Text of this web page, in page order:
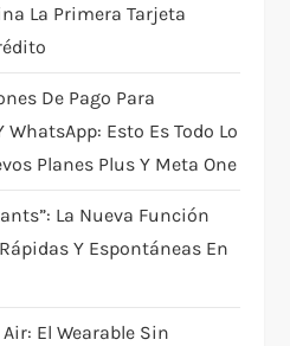
La Primera Tarjeta
De Pago Para
Esto Es Todo Lo
Planes Plus Y Meta One
La Nueva Función
Y Espontáneas En
El Wearable Sin